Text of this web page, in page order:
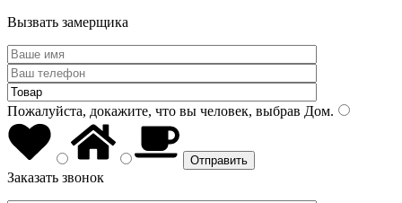
Вызвать замерщика
Пожалуйста, докажите, что вы человек, выбрав Дом.
Заказать звонок